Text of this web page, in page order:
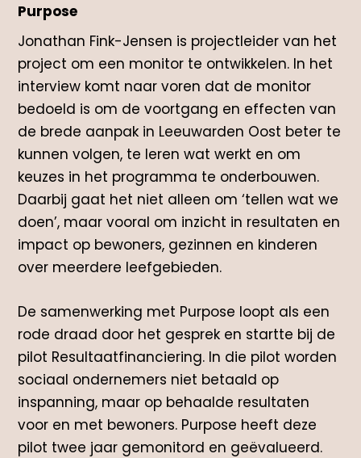
Purpose
Jonathan Fink-Jensen is projectleider van het
project om een monitor te ontwikkelen. In het
interview komt naar voren dat de monitor
bedoeld is om de voortgang en effecten van
de brede aanpak in Leeuwarden Oost beter te
kunnen volgen, te leren wat werkt en om
keuzes in het programma te onderbouwen.
Daarbij gaat het niet alleen om ‘tellen wat we
doen’, maar vooral om inzicht in resultaten en
impact op bewoners, gezinnen en kinderen
over meerdere leefgebieden.
De samenwerking met Purpose loopt als een
rode draad door het gesprek en startte bij de
pilot Resultaatfinanciering. In die pilot worden
sociaal ondernemers niet betaald op
inspanning, maar op behaalde resultaten
voor en met bewoners. Purpose heeft deze
pilot twee jaar gemonitord en geëvalueerd.